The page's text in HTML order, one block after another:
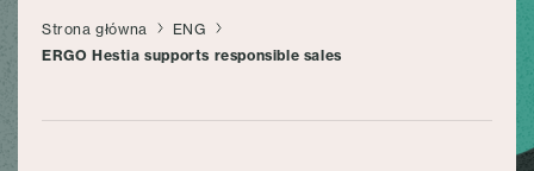
Strona główna
ENG
ERGO Hestia supports responsible sales